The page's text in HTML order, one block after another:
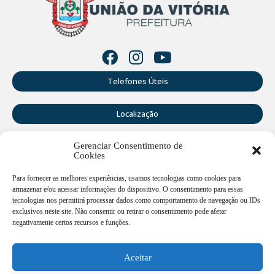
Gerenciar Consentimento de
Cookies
Para fornecer as melhores experiências, usamos tecnologias como cookies para
armazenar e/ou acessar informações do dispositivo. O consentimento para essas
tecnologias nos permitirá processar dados como comportamento de navegação ou IDs
exclusivos neste site. Não consentir ou retirar o consentimento pode afetar
negativamente certos recursos e funções.
Aceitar
Telefones Úteis
Localização
Perguntas Frequentes
Webmail
Rua Doutor Cruz Machado, 205 - Centro - União da Vitória -
PR
Atendimento de segunda a sexta-feira das 12:00h às